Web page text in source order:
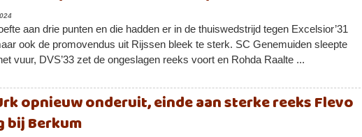
aan drie punten en die hadden er in de thuiswedstrijd tegen Excelsior’31
ook de promovendus uit Rijssen bleek te sterk. SC Genemuiden sleepte
vuur, DVS’33 zet de ongeslagen reeks voort en Rohda Raalte ...
Urk opnieuw onderuit, einde aan sterke reeks Flevo
bij Berkum